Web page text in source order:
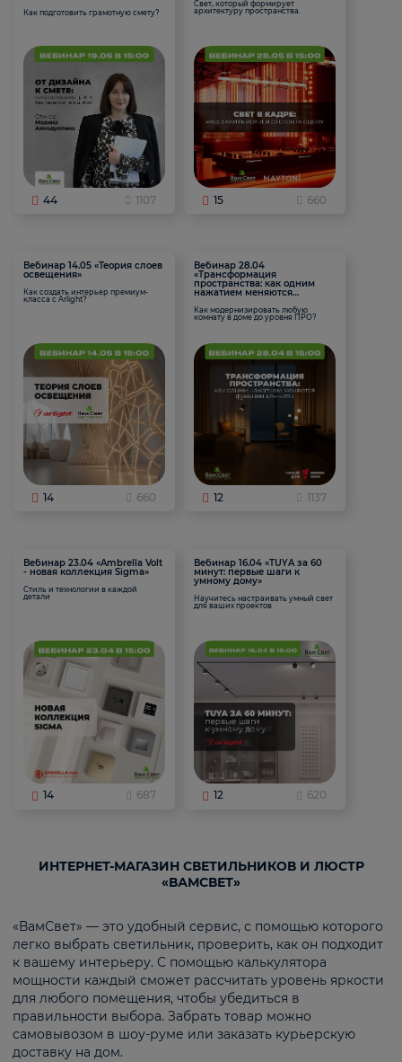
Как подготовить грамотную смету?
44 1107
Свет, который формирует
архитектуру пространства.
15 660
Вебинар 14.05 «Теория слоев
освещения»
Как создать интерьер премиум-
класса с Arlight?
14 660
Вебинар 28.04
«Трансформация
пространства: как одним
нажатием меняются
Как модернизировать любую
комнату в доме до уровня ПРО?
12 1137
Вебинар 23.04 «Ambrella Volt
- новая коллекция Sigma»
Стиль и технологии в каждой
детали
14 687
Вебинар 16.04 «TUYA за 60
минут: первые шаги к
умному дому»
Научитесь настраивать умный свет
для ваших проектов
12 620
ИНТЕРНЕТ-МАГАЗИН СВЕТИЛЬНИКОВ И ЛЮСТР
«ВАМСВЕТ»
«ВамСвет» — это удобный сервис, с помощью которого
легко выбрать светильник, проверить, как он подходит
к вашему интерьеру. С помощью калькулятора
мощности каждый сможет рассчитать уровень яркости
для любого помещения, чтобы убедиться в
правильности выбора. Забрать товар можно
самовывозом в шоу-руме или заказать курьерскую
доставку на дом.